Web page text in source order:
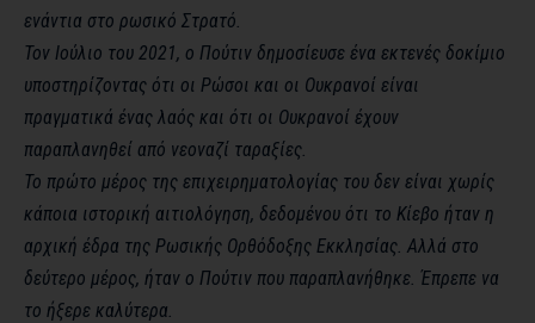
ενάντια στο ρωσικό Στρατό.
Τον Ιούλιο του 2021, ο Πούτιν δημοσίευσε ένα εκτενές δοκίμιο
υποστηρίζοντας ότι οι Ρώσοι και οι Ουκρανοί είναι
πραγματικά ένας λαός και ότι οι Ουκρανοί έχουν
παραπλανηθεί από νεοναζί ταραξίες.
Το πρώτο μέρος της επιχειρηματολογίας του δεν είναι χωρίς
κάποια ιστορική αιτιολόγηση, δεδομένου ότι το Κίεβο ήταν η
αρχική έδρα της Ρωσικής Ορθόδοξης Εκκλησίας. Αλλά στο
δεύτερο μέρος, ήταν ο Πούτιν που παραπλανήθηκε. Έπρεπε να
το ήξερε καλύτερα.